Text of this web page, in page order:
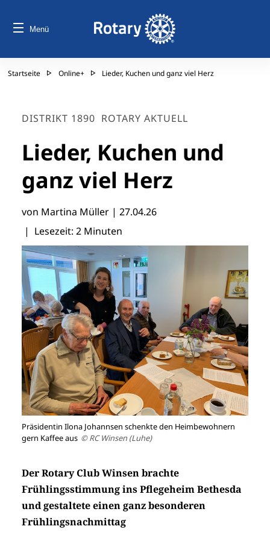
Menü
Startseite Online+ Lieder, Kuchen und ganz viel Herz
DISTRIKT 1890 ROTARY AKTUELL
Lieder, Kuchen und
ganz viel Herz
von Martina Müller | 27.04.26
| Lesezeit: 2 Minuten
Präsidentin Ilona Johannsen schenkte den Heimbewohnern
gern Kaffee aus © RC Winsen (Luhe)
Der Rotary Club Winsen brachte
Frühlingsstimmung ins Pflegeheim Bethesda
und gestaltete einen ganz besonderen
Frühlingsnachmittag